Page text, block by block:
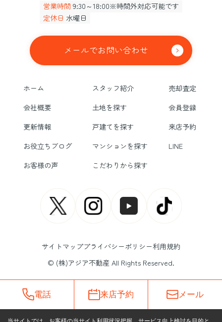
営業時間 9:30～18:00※時間外対応可能です
定休日 水曜日
メールでお問い合わせ
ホーム スタッフ紹介
売却査定
会社概要
土地を探す
会員登録
更新情報
戸建てを探す
来店予約
お役立ちブログ
マンションを探す
LINE
お客様の声
こだわりから探す
サイトマッププライバシーポリシー利用規約
© (株)アジア不動産 All Rights Reserved.
電話 来店予約 メール